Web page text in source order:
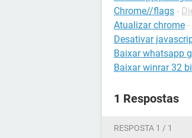
Chrome//flags -
Atualizar chrome -
Desativar
Baixar whatsapp
Baixar winrar 32
1 Respostas
RESPOSTA 1 / 1